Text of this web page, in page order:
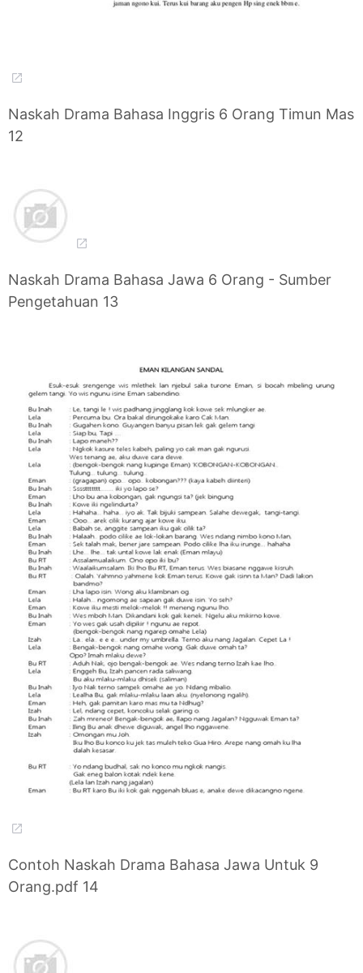
Naskah Drama Bahasa Inggris 6 Orang Timun Mas
12
Naskah Drama Bahasa Jawa 6 Orang - Sumber
Pengetahuan 13
Contoh Naskah Drama Bahasa Jawa Untuk 9
Orang.pdf 14